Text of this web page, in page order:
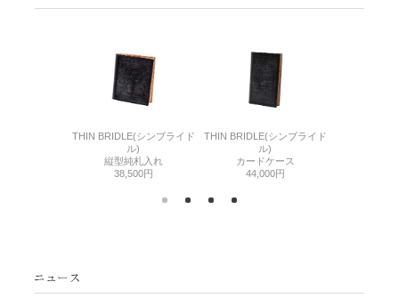
THIN BRIDLE(シンブライド
ル)
縦型純札入れ
38,500円
THIN BRIDLE(シンブライド
ル)
カードケース
44,000円